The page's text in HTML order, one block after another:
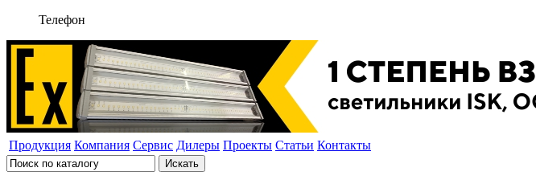
Телефон
Продукция Компания Сервис Дилеры Проекты Статьи Контакты